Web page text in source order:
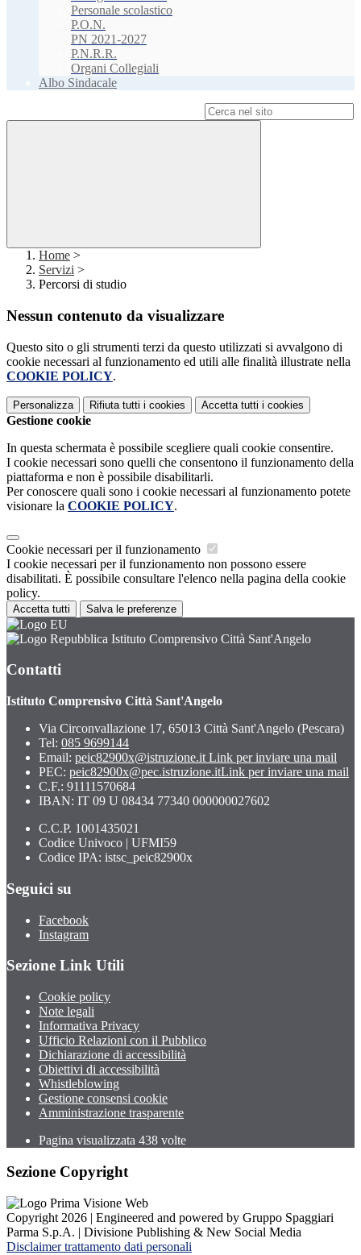
Personale scolastico
P.O.N.
PN 2021-2027
P.N.R.R.
Organi Collegiali
Albo Sindacale
Home >
Servizi >
Percorsi di studio
Nessun contenuto da visualizzare
Questo sito o gli strumenti terzi da questo utilizzati si avvalgono di
cookie necessari al funzionamento ed utili alle finalità illustrate nella
COOKIE POLICY.
Personalizza Rifiuta tutti i cookies Accetta tutti i cookies
Gestione cookie
In questa schermata è possibile scegliere quali cookie consentire.
I cookie necessari sono quelli che consentono il funzionamento della
piattaforma e non è possibile disabilitarli.
Per conoscere quali sono i cookie necessari al funzionamento potete
visionare la COOKIE POLICY.
Cookie necessari per il funzionamento
I cookie necessari per il funzionamento non possono essere
disabilitati. È possibile consultare l'elenco nella pagina della cookie
policy.
Accetta tutti Salva le preferenze
Istituto Comprensivo Città Sant'Angelo
Contatti
Istituto Comprensivo Città Sant'Angelo
Via Circonvallazione 17, 65013 Città Sant'Angelo (Pescara)
Tel: 085 9699144
Email: peic82900x@istruzione.it Link per inviare una mail
PEC: peic82900x@pec.istruzione.itLink per inviare una mail
C.F.: 91111570684
IBAN: IT 09 U 08434 77340 000000027602
C.C.P. 1001435021
Codice Univoco | UFMI59
Codice IPA: istsc_peic82900x
Seguici su
Facebook
Instagram
Sezione Link Utili
Cookie policy
Note legali
Informativa Privacy
Ufficio Relazioni con il Pubblico
Dichiarazione di accessibilità
Obiettivi di accessibilità
Whistleblowing
Gestione consensi cookie
Amministrazione trasparente
Pagina visualizzata 438 volte
Sezione Copyright
Copyright 2026 | Engineered and powered by Gruppo Spaggiari
Parma S.p.A. | Divisione Publishing & New Social Media
Disclaimer trattamento dati personali